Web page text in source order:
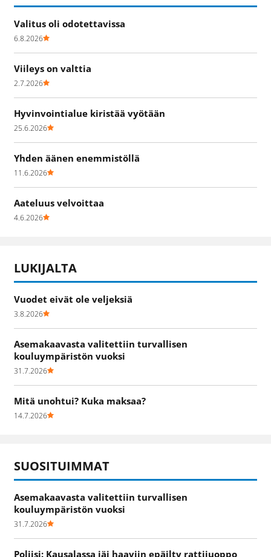
Valitus oli odotettavissa
6.8.2026
Viileys on valttia
2.7.2026
Hyvinvointialue kiristää vyötään
25.6.2026
Yhden äänen enemmistöllä
11.6.2026
Aateluus velvoittaa
4.6.2026
LUKIJALTA
Vuodet eivät ole veljeksiä
3.8.2026
Asemakaavasta valitettiin turvallisen
kouluympäristön vuoksi
31.7.2026
Mitä unohtui? Kuka maksaa?
14.7.2026
SUOSITUIMMAT
Asemakaavasta valitettiin turvallisen
kouluympäristön vuoksi
31.7.2026
Poliisi: Kausalassa jäi haaviin epäilty rattijuoppo